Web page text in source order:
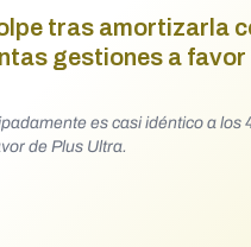
tras amortizarla
gestiones a favor
es casi idéntico a los
de Plus Ultra.